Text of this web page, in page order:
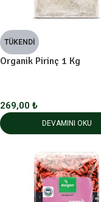
TÜKENDI
Organik Pirinç 1 Kg
269,00 ₺
DEVAMINI OKU